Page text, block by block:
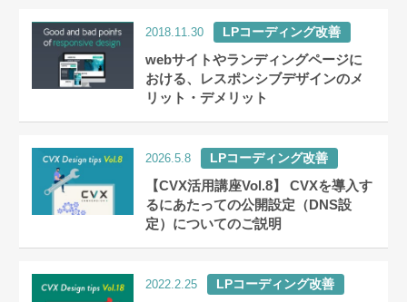
2018.11.30 LPコーディング改善
webサイトやランディングページに
おける、レスポンシブデザインのメ
リット・デメリット
2026.5.8 LPコーディング改善
【CVX活用講座Vol.8】 CVXを導入す
るにあたっての公開設定（DNS設
定）についてのご説明
2022.2.25 LPコーディング改善